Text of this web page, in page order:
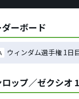
ダーボード
ウィンダム選手権 1日
ップ／ゼクシオ